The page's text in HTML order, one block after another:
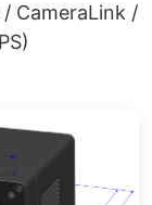
CameraLink /